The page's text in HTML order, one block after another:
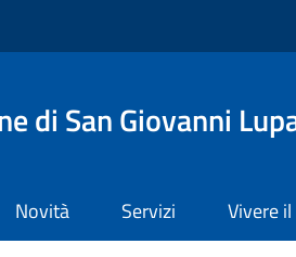
di San Giovanni
Novità Servizi Vivere